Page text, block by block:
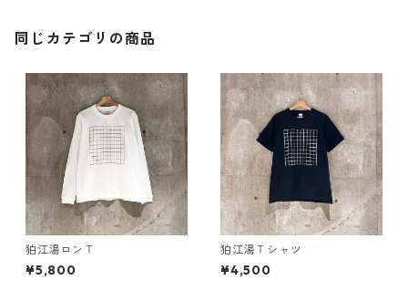
同じカテゴリの商品
狛江湯ロンＴ
¥5,800
狛江湯Ｔシャツ
¥4,500